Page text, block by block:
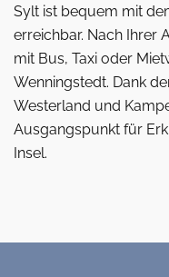
Sylt ist bequem mit
erreichbar. Nach Ihrer
mit Bus, Taxi oder
Wenningstedt. Dank
Westerland und
Ausgangspunkt für
Insel.